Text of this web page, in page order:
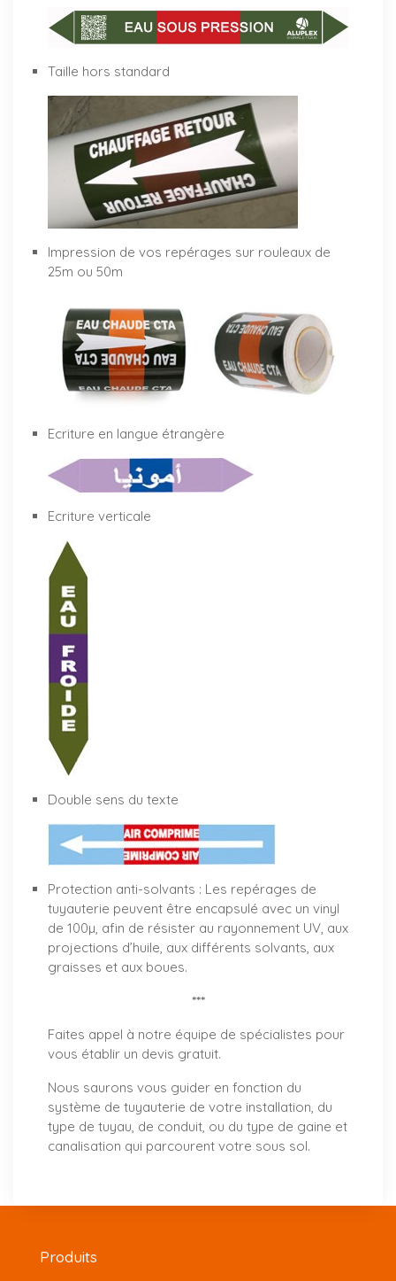
Taille hors standard
Impression de vos repérages sur rouleaux de
25m ou 50m
Ecriture en langue étrangère
Ecriture verticale
Double sens du texte
Protection anti-solvants : Les repérages de
tuyauterie peuvent être encapsulé avec un vinyl
de 100µ, afin de résister au rayonnement UV, aux
projections d’huile, aux différents solvants, aux
graisses et aux boues.
***
Faites appel à notre équipe de spécialistes pour
vous établir un devis gratuit.
Nous saurons vous guider en fonction du
système de tuyauterie de votre installation, du
type de tuyau, de conduit, ou du type de gaine et
canalisation qui parcourent votre sous sol.
Produits